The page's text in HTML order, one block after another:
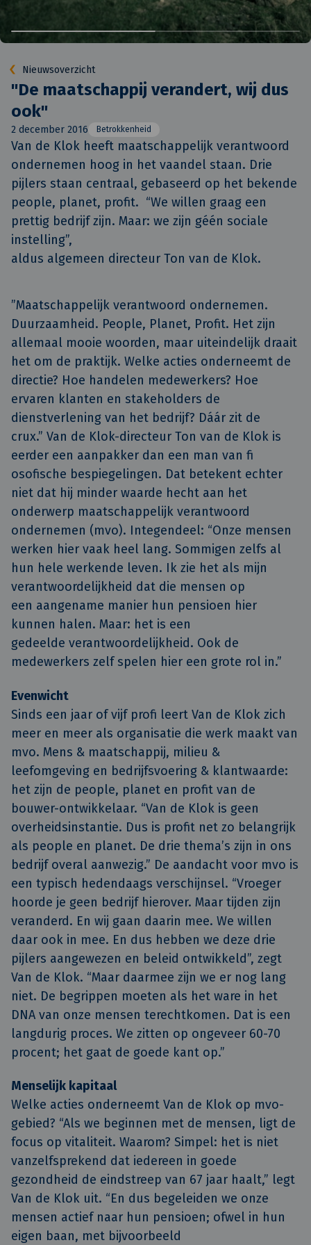
Nieuwsoverzicht
"De maatschappij verandert, wij dus
ook"
2 december 2016 Betrokkenheid
Van de Klok heeft maatschappelijk verantwoord
ondernemen hoog in het vaandel staan. Drie
pijlers staan centraal, gebaseerd op het bekende
people, planet, profit.  “We willen graag een
prettig bedrijf zijn. Maar: we zijn géén sociale
instelling”,
aldus algemeen directeur Ton van de Klok.
”Maatschappelijk verantwoord ondernemen.
Duurzaamheid. People, Planet, Profit. Het zijn
allemaal mooie woorden, maar uiteindelijk draait
het om de praktijk. Welke acties onderneemt de
directie? Hoe handelen medewerkers? Hoe
ervaren klanten en stakeholders de
dienstverlening van het bedrijf? Dáár zit de
crux.” Van de Klok-directeur Ton van de Klok is
eerder een aanpakker dan een man van fi
osofische bespiegelingen. Dat betekent echter
niet dat hij minder waarde hecht aan het
onderwerp maatschappelijk verantwoord
ondernemen (mvo). Integendeel: “Onze mensen
werken hier vaak heel lang. Sommigen zelfs al
hun hele werkende leven. Ik zie het als mijn
verantwoordelijkheid dat die mensen op
een aangename manier hun pensioen hier
kunnen halen. Maar: het is een
gedeelde verantwoordelijkheid. Ook de
medewerkers zelf spelen hier een grote rol in.”
Evenwicht
Sinds een jaar of vijf profi leert Van de Klok zich
meer en meer als organisatie die werk maakt van
mvo. Mens & maatschappij, milieu &
leefomgeving en bedrijfsvoering & klantwaarde:
het zijn de people, planet en profit van de
bouwer-ontwikkelaar. “Van de Klok is geen
overheidsinstantie. Dus is profit net zo belangrijk
als people en planet. De drie thema’s zijn in ons
bedrijf overal aanwezig.” De aandacht voor mvo is
een typisch hedendaags verschijnsel. “Vroeger
hoorde je geen bedrijf hierover. Maar tijden zijn
veranderd. En wij gaan daarin mee. We willen
daar ook in mee. En dus hebben we deze drie
pijlers aangewezen en beleid ontwikkeld”, zegt
Van de Klok. “Maar daarmee zijn we er nog lang
niet. De begrippen moeten als het ware in het
DNA van onze mensen terechtkomen. Dat is een
langdurig proces. We zitten op ongeveer 60-70
procent; het gaat de goede kant op.”
Menselijk kapitaal
Welke acties onderneemt Van de Klok op mvo-
gebied? “Als we beginnen met de mensen, ligt de
focus op vitaliteit. Waarom? Simpel: het is niet
vanzelfsprekend dat iedereen in goede
gezondheid de eindstreep van 67 jaar haalt,” legt
Van de Klok uit. “En dus begeleiden we onze
mensen actief naar hun pensioen; ofwel in hun
eigen baan, met bijvoorbeeld